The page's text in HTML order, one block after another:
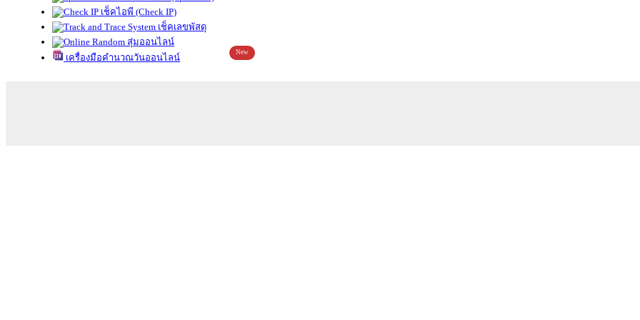
เช็คไอพี (Check IP)
เช็คเลขพัสดุ
สุ่มออนไลน์
เครื่องมือคำนวณวันออนไลน์
New